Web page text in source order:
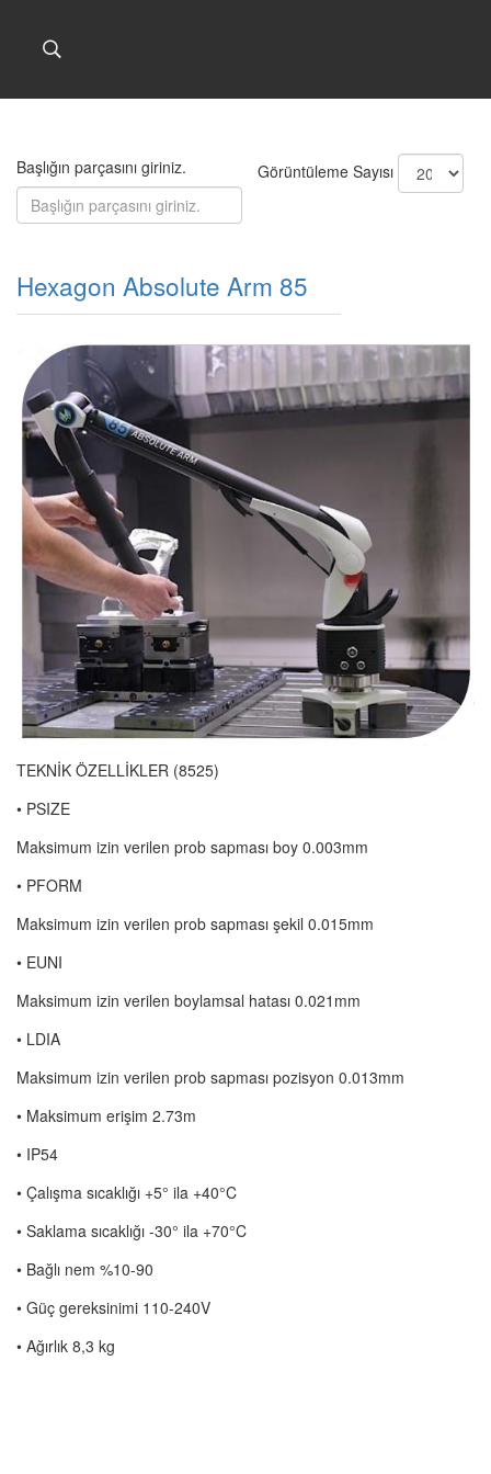
Başlığın parçasını giriniz. Görüntüleme Sayısı
Hexagon Absolute Arm 85
TEKNİK ÖZELLİKLER (8525)
• PSIZE
Maksimum izin verilen prob sapması boy 0.003mm
• PFORM
Maksimum izin verilen prob sapması şekil 0.015mm
• EUNI
Maksimum izin verilen boylamsal hatası 0.021mm
• LDIA
Maksimum izin verilen prob sapması pozisyon 0.013mm
• Maksimum erişim 2.73m
• IP54
• Çalışma sıcaklığı +5° ila +40°C
• Saklama sıcaklığı -30° ila +70°C
• Bağlı nem %10-90
• Güç gereksinimi 110-240V
• Ağırlık 8,3 kg